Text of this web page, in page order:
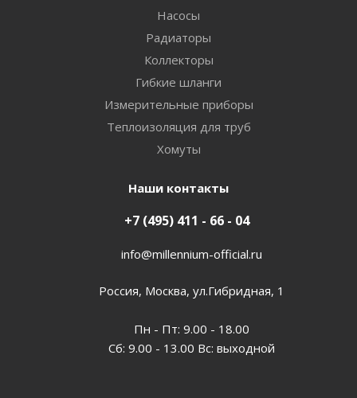
Насосы
Радиаторы
Коллекторы
Гибкие шланги
Измерительные приборы
Теплоизоляция для труб
Хомуты
Наши контакты
+7 (495) 411 - 66 - 04
info@millennium-official.ru
Россия, Москва, ул.Гибридная, 1
Пн - Пт: 9.00 - 18.00
Сб: 9.00 - 13.00 Вс: выходной